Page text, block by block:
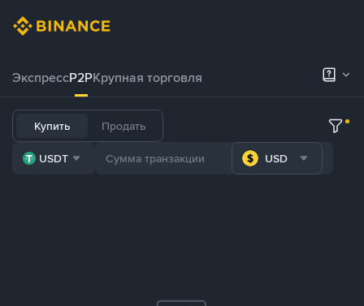
ЭкспрессP2PКрупная торговля
Купить Продать
USDT USD